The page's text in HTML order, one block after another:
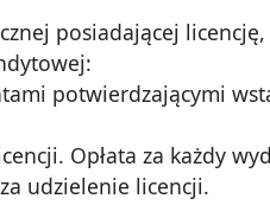
posiadającej
potwierdzającymi
Opłata za każdy
udzielenie licencji.